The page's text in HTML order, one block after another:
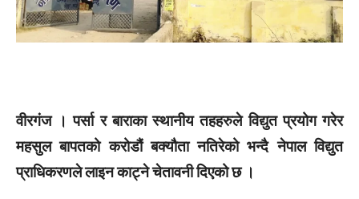
वीरगंज । पर्सा र बाराका स्थानीय तहहरुले विद्युत प्रयोग गरेर
महसुल बापतको करोडौं बक्यौता नतिरेको भन्दै नेपाल विद्युत
प्राधिकरणले लाइन काट्ने चेतावनी दिएको छ ।